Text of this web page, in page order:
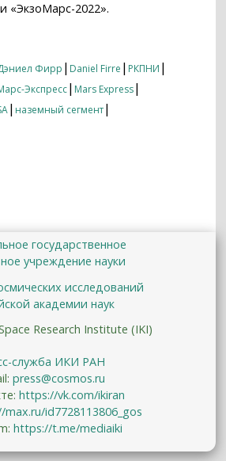
«ЭкзоМарс-2022».
Фирр | Daniel Firre | РКПНИ |
Экспресс| Mars Express|
| наземный сегмент|
государственное
учреждение науки
исследований
академии наук
Research Institute (IKI)
служба ИКИ РАН
press@cosmos.ru
https://vk.com/ikiran
id7728113806_gos
https://t.me/mediaiki